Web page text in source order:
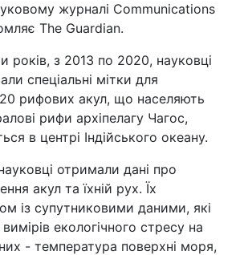
журналі Communications
The Guardian.
років, з 2013 по 2020, науковці
спеціальні мітки для
рифових акул, що населяють
рифи архіпелагу Чагос,
в центрі Індійського океану.
отримали дані про
акул та їхній рух. Їх
із супутниковими даними, які
екологічного стресу на
- температура поверхні моря,